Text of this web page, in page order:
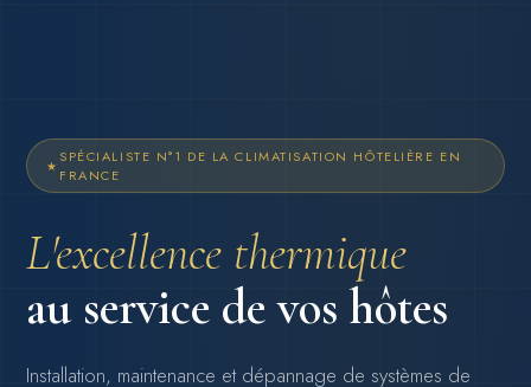
SPÉCIALISTE N°1 DE LA CLIMATISATION HÔTELIÈRE EN
FRANCE
L'excellence thermique
au service de vos hôtes
Installation, maintenance et dépannage de systèmes de